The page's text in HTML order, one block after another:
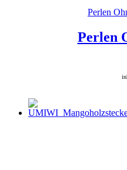
Perlen
Perlen